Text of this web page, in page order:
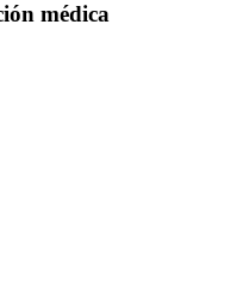
médica